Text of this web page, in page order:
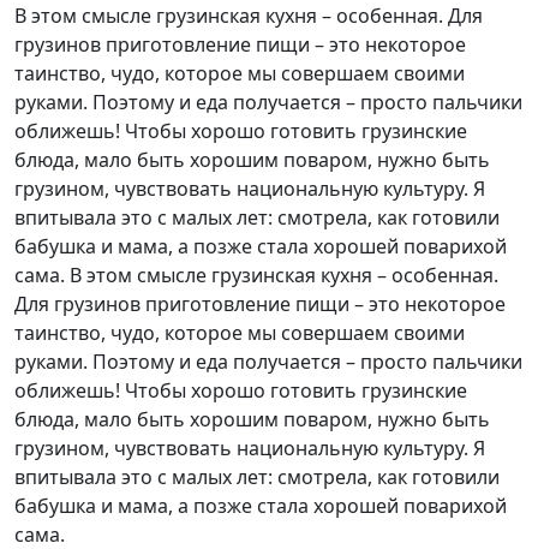
В этом смысле грузинская кухня – особенная. Для
грузинов приготовление пищи – это некоторое
таинство, чудо, которое мы совершаем своими
руками. Поэтому и еда получается – просто пальчики
оближешь! Чтобы хорошо готовить грузинские
блюда, мало быть хорошим поваром, нужно быть
грузином, чувствовать национальную культуру. Я
впитывала это с малых лет: смотрела, как готовили
бабушка и мама, а позже стала хорошей поварихой
сама. В этом смысле грузинская кухня – особенная.
Для грузинов приготовление пищи – это некоторое
таинство, чудо, которое мы совершаем своими
руками. Поэтому и еда получается – просто пальчики
оближешь! Чтобы хорошо готовить грузинские
блюда, мало быть хорошим поваром, нужно быть
грузином, чувствовать национальную культуру. Я
впитывала это с малых лет: смотрела, как готовили
бабушка и мама, а позже стала хорошей поварихой
сама.